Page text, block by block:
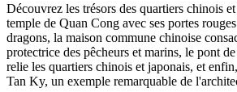
Découvrez les trésors des quartiers chinois
temple de Quan Cong avec ses portes
dragons, la maison commune chinoise
protectrice des pêcheurs et marins, le pont
relie les quartiers chinois et japonais, et
Tan Ky, un exemple remarquable de